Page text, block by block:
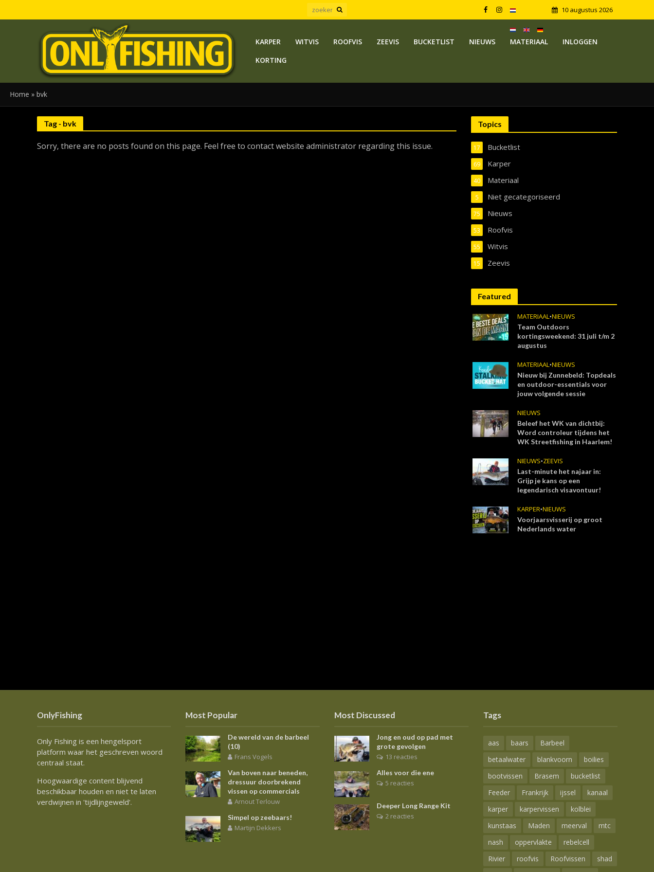
10 augustus 2026
KARPER WITVIS ROOFVIS ZEEVIS BUCKETLIST NIEUWS MATERIAAL
INLOGGEN
KORTING
Home » bvk
Tag - bvk
Sorry, there are no posts found on this page. Feel free to contact website administrator regarding this issue.
Topics
Bucketlist
17
Karper
69
Materiaal
40
Niet gecategoriseerd
5
Nieuws
75
Roofvis
53
Witvis
55
Zeevis
15
Featured
MATERIAAL•NIEUWS
Team Outdoors
kortingsweekend: 31 juli t/m 2
augustus
MATERIAAL•NIEUWS
Nieuw bij Zunnebeld: Topdeals
en outdoor-essentials voor
jouw volgende sessie
NIEUWS
Beleef het WK van dichtbij:
Word controleur tijdens het
WK Streetfishing in Haarlem!
NIEUWS•ZEEVIS
Last-minute het najaar in:
Grijp je kans op een
legendarisch visavontuur!
KARPER•NIEUWS
Voorjaarsvisserij op groot
Nederlands water
OnlyFishing
Only Fishing is een hengelsport
platform waar het geschreven woord
centraal staat.
Hoogwaardige content blijvend
beschikbaar houden en niet te laten
verdwijnen in 'tijdlijngeweld'.
Most Popular
De wereld van de barbeel
(10)
Frans Vogels
Van boven naar beneden,
dressuur doorbrekend
vissen op commercials
Arnout Terlouw
Simpel op zeebaars!
Martijn Dekkers
Most Discussed
Jong en oud op pad met
grote gevolgen
13 reacties
Alles voor die ene
5 reacties
Deeper Long Range Kit
2 reacties
Tags
aas baars
Barbeel
betaalwater
blankvoorn
boilies
bootvissen
Brasem
bucketlist
Feeder
Frankrijk ijssel
kanaal
karper
karpervissen
kolblei
kunstaas
Maden meerval
mtc
nash
oppervlakte
rebelcell
Rivier
roofvis Roofvissen
shad